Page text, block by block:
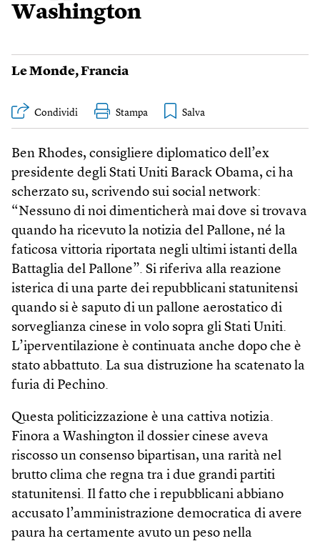
Washington
Le Monde,Francia
Condividi Stampa
Ben Rhodes, consigliere diplomatico dell’ex
presidente degli Stati Uniti Barack Obama, ci ha
scherzato su, scrivendo sui social network:
“Nessuno di noi dimenticherà mai dove si trovava
quando ha ricevuto la notizia del Pallone, né la
faticosa vittoria riportata negli ultimi istanti della
Battaglia del Pallone”. Si riferiva alla reazione
isterica di una parte dei repubblicani statunitensi
quando si è saputo di un pallone aerostatico di
sorveglianza cinese in volo sopra gli Stati Uniti.
L’iperventilazione è continuata anche dopo che è
stato abbattuto. La sua distruzione ha scatenato la
furia di Pechino.
Questa politicizzazione è una cattiva notizia.
Finora a Washington il dossier cinese aveva
riscosso un consenso bipartisan, una rarità nel
brutto clima che regna tra i due grandi partiti
statunitensi. Il fatto che i repubblicani abbiano
accusato l’amministrazione democratica di avere
paura ha certamente avuto un peso nella